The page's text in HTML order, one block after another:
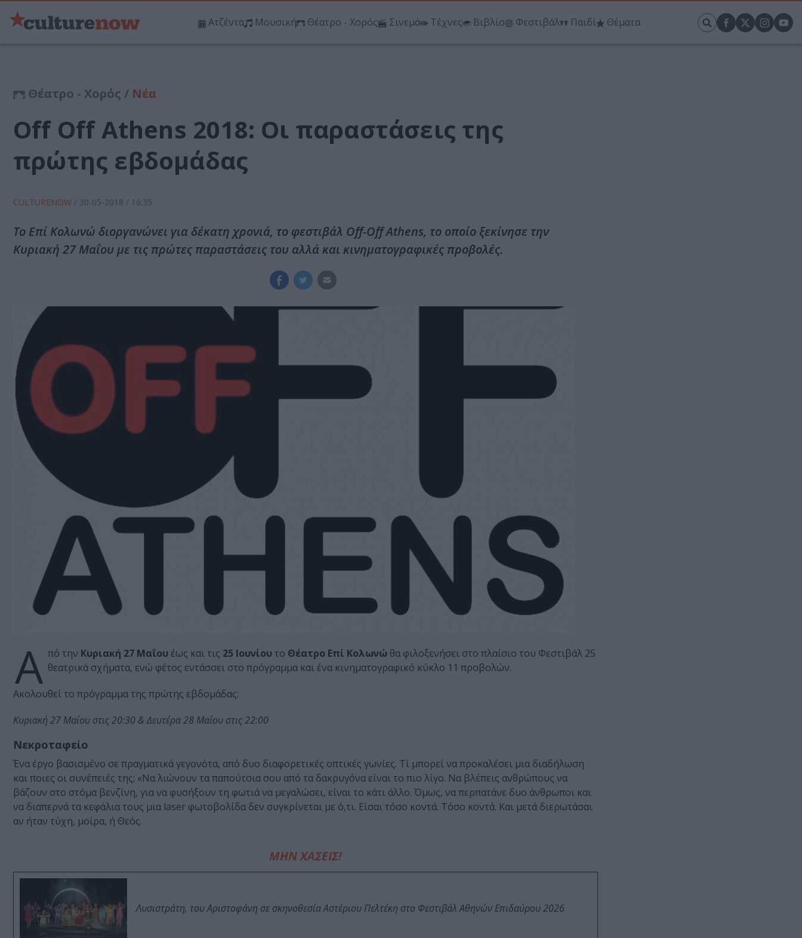
Ατζέντα Μουσική Θέατρο - Χορός Σινεμά Τέχνες Βιβλίο Φεστιβάλ Παιδί Θέματα
Θέατρο - Χορός / Νέα
Off Off Athens 2018: Οι παραστάσεις της
πρώτης εβδομάδας
CULTURENOW / 30-05-2018 / 16:35
Το Επί Κολωνώ διοργανώνει για δέκατη χρονιά, το φεστιβάλ Off-Off Athens, το οποίο ξεκίνησε την
Κυριακή 27 Μαΐου με τις πρώτες παραστάσεις του αλλά και κινηματογραφικές προβολές.
Α πό την Κυριακή 27 Μαΐου έως και τις 25 Ιουνίου το Θέατρο Επί Κολωνώ θα φιλοξενήσει στο πλαίσιο του Φεστιβάλ 25
θεατρικά σχήματα, ενώ φέτος εντάσσει στο πρόγραμμα και ένα κινηματογραφικό κύκλο 11 προβολών.
Ακολουθεί το πρόγραμμα της πρώτης εβδομάδας:
Κυριακή 27 Μαΐου στις 20:30 & Δευτέρα 28 Μαΐου στις 22:00
Νεκροταφείο
Ένα έργο βασισμένο σε πραγματικά γεγονότα, από δυο διαφορετικές οπτικές γωνίες. Τί μπορεί να προκαλέσει μια διαδήλωση
και ποιες οι συνέπειές της; «Να λιώνουν τα παπούτσια σου από τα δακρυγόνα είναι το πιο λίγο. Να βλέπεις ανθρώπους να
βάζουν στο στόμα βενζίνη, για να φυσήξουν τη φωτιά να μεγαλώσει, είναι το κάτι άλλο. Όμως, να περπατάνε δυο άνθρωποι και
να διαπερνά τα κεφάλια τους μια laser φωτοβολίδα δεν συγκρίνεται με ό,τι. Είσαι τόσο κοντά. Τόσο κοντά. Και μετά διερωτάσαι
αν ήταν τύχη, μοίρα, ή Θεός.
ΜΗΝ ΧΑΣΕΙΣ!
Λυσιστράτη, του Αριστοφάνη σε σκηνοθεσία Αστέριου Πελτέκη στο Φεστιβάλ Αθηνών Επιδαύρου 2026